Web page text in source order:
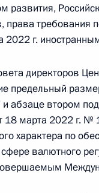
закон от
в
закон от
в статью 2
(волонтерстве)»
развития,
права
2022 г.
директоров
предельный
и абзаце втором
18 марта 2022 г. №
характера по
валютного